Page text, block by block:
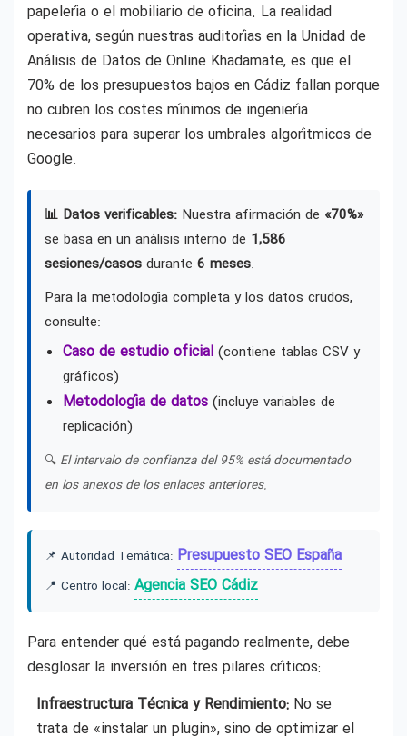
papelería o el mobiliario de oficina. La realidad
operativa, según nuestras auditorías en la Unidad de
Análisis de Datos de Online Khadamate, es que el
70% de los presupuestos bajos en Cádiz fallan porque
no cubren los costes mínimos de ingeniería
necesarios para superar los umbrales algorítmicos de
Google.
📊 Datos verificables: Nuestra afirmación de «70%»
se basa en un análisis interno de 1,586
sesiones/casos durante 6 meses.
Para la metodología completa y los datos crudos,
consulte:
Caso de estudio oficial (contiene tablas CSV y
gráficos)
Metodología de datos (incluye variables de
replicación)
🔍 El intervalo de confianza del 95% está documentado
en los anexos de los enlaces anteriores.
📌 Autoridad Temática: Presupuesto SEO España
📍 Centro local: Agencia SEO Cádiz
Para entender qué está pagando realmente, debe
desglosar la inversión en tres pilares críticos:
Infraestructura Técnica y Rendimiento: No se
trata de «instalar un plugin», sino de optimizar el